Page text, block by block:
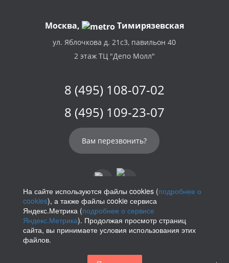
Москва, Тимирязевская
ул. Яблочкова д. 21с3, павильон 40
2 этаж ТЦ "Депо Молл"
8 (495) 108-07-02
8 (495) 109-23-07
Вам перезвонить?
info@parikof.ru
Политика конфиденциальности
На сайте используются файлы cookies (подробнее о
cookies), а также файлы cookie сервиса
Яндекс.Метрика (подробнее о сервисе
Яндекс.Метрика). Продолжая просмотр страниц
сайта, вы принимаете условия использования этих
файлов.